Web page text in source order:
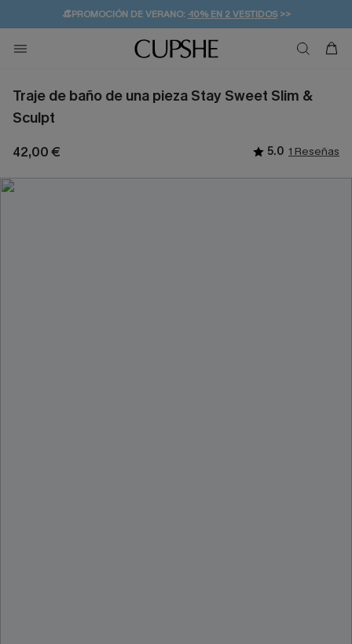
👒PROMOCIÓN DE VERANO:-10% EN 2 VESTIDOS>>
💌¡SUSCRIBIRSE & GANAR -10% EXTRA!
🚚ENVÍO GRATUITO A PARTIR DE 49 € >>
Traje de baño de una pieza Stay Sweet Slim &
Sculpt
42,00 € 5.0 1 Reseñas